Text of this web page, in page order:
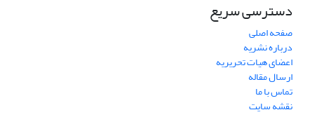
دسترسی سریع
صفحه اصلی
درباره نشریه
اعضای هیات تحریریه
ارسال مقاله
تماس با ما
نقشه سایت